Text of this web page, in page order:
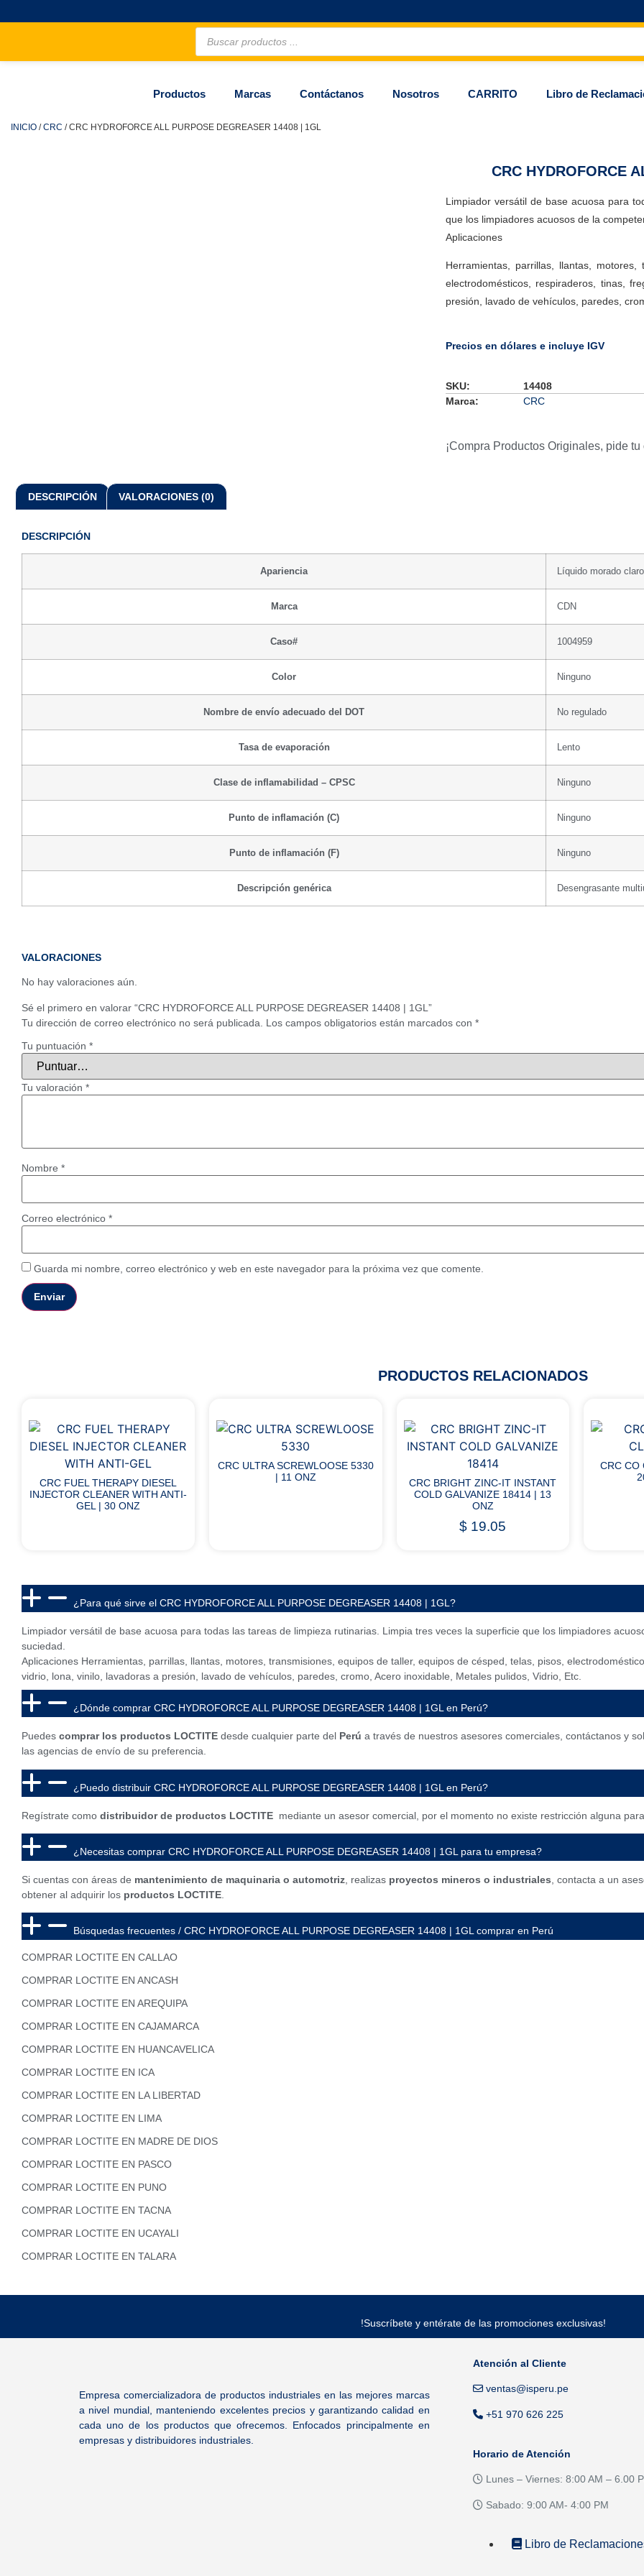
Productos Marcas Contáctanos Nosotros CARRITO Libro de
INICIO /CRC / CRC HYDROFORCE ALL PURPOSE DEGREASER 14408 | 1GL
CRC HYDROFORCE
Limpiador versátil de base acuosa para
que los limpiadores acuosos de la
Aplicaciones
Herramientas, parrillas, llantas,
electrodomésticos, respiraderos, tinas,
presión, lavado de vehículos, paredes,
Precios en dólares e incluye IGV
SKU:
14408
Marca:
CRC
¡Compra Productos Originales, pide tu
DESCRIPCIÓN VALORACIONES (0)
DESCRIPCIÓN
Apariencia Líquido morado claro
Marca CDN
Caso# 1004959
Color Ninguno
Nombre de envío adecuado del DOT No regulado
Tasa de evaporación Lento
Clase de inflamabilidad – CPSC Ninguno
Punto de inflamación (C) Ninguno
Punto de inflamación (F) Ninguno
Descripción genérica Desengrasante
VALORACIONES
No hay valoraciones aún.
Sé el primero en valorar “CRC HYDROFORCE ALL PURPOSE DEGREASER 14408 | 1GL”
Tu dirección de correo electrónico no será publicada.
Los campos obligatorios están marcados con *
Tu puntuación *
Tu valoración *
Nombre *
Correo electrónico *
Guarda mi nombre, correo electrónico y web en este navegador para la próxima vez que comente.
PRODUCTOS RELACIONADOS
CRC FUEL THERAPY DIESEL
INJECTOR CLEANER WITH ANTI-
GEL | 30 ONZ
CRC ULTRA SCREWLOOSE 5330
| 11 ONZ
CRC BRIGHT ZINC-IT INSTANT
COLD GALVANIZE 18414 | 13
ONZ
$ 19.05
CRC CO
¿Para qué sirve el CRC HYDROFORCE ALL PURPOSE DEGREASER 14408 | 1GL?
Limpiador versátil de base acuosa para todas las tareas de limpieza rutinarias. Limpia tres veces la superficie que los limpiadores
suciedad.
Aplicaciones Herramientas, parrillas, llantas, motores, transmisiones, equipos de taller, equipos de césped, telas, pisos,
vidrio, lona, ​​vinilo, lavadoras a presión, lavado de vehículos, paredes, cromo, Acero inoxidable, Metales pulidos, Vidrio, Etc.
¿Dónde comprar CRC HYDROFORCE ALL PURPOSE DEGREASER 14408 | 1GL en Perú?
Puedes comprar los productos LOCTITE desde cualquier parte del Perú a través de nuestros asesores comerciales, contáctanos y
las agencias de envío de su preferencia.
¿Puedo distribuir CRC HYDROFORCE ALL PURPOSE DEGREASER 14408 | 1GL en Perú?
Regístrate como distribuidor de productos LOCTITE mediante un asesor comercial, por el momento no existe restricción alguna
¿Necesitas comprar CRC HYDROFORCE ALL PURPOSE DEGREASER 14408 | 1GL para tu empresa?
Si cuentas con áreas de mantenimiento de maquinaria o automotriz , realizas proyectos mineros o industriales , contacta a un
obtener al adquirir los productos LOCTITE
Búsquedas frecuentes / CRC HYDROFORCE ALL PURPOSE DEGREASER 14408 | 1GL comprar en Perú
COMPRAR LOCTITE EN CALLAO
COMPRAR LOCTITE EN ANCASH
COMPRAR LOCTITE EN AREQUIPA
COMPRAR LOCTITE EN CAJAMARCA
COMPRAR LOCTITE EN HUANCAVELICA
COMPRAR LOCTITE EN ICA
COMPRAR LOCTITE EN LA LIBERTAD
COMPRAR LOCTITE EN LIMA
COMPRAR LOCTITE EN MADRE DE DIOS
COMPRAR LOCTITE EN PASCO
COMPRAR LOCTITE EN PUNO
COMPRAR LOCTITE EN TACNA
COMPRAR LOCTITE EN UCAYALI
COMPRAR LOCTITE EN TALARA
!Suscríbete y entérate de las promociones exclusivas!
Empresa comercializadora de productos industriales en las mejores marcas
a nivel mundial, manteniendo excelentes precios y garantizando calidad en
cada uno de los productos que ofrecemos. Enfocados principalmente en
empresas y distribuidores industriales.
Atención al Cliente
ventas@isperu.pe
+51 970 626 225
Horario de Atención
Lunes – Viernes: 8:00 AM – 6.00
Sabado: 9:00 AM- 4:00 PM
Libro de